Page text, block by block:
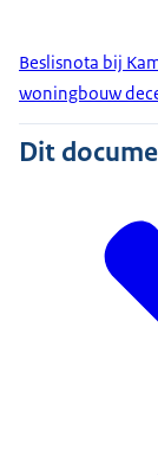
Beslisnota bij
woningbouw
Dit